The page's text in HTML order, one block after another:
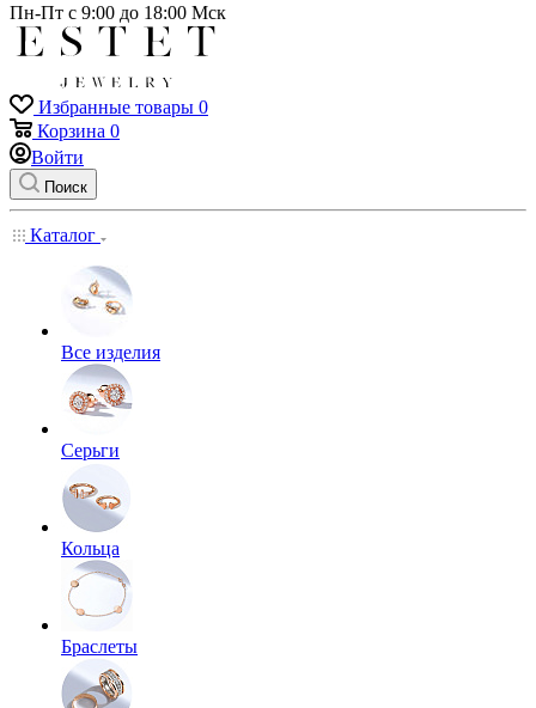
Пн-Пт с 9:00 до 18:00 Мск
Избранные товары 0
Корзина 0
Войти
Поиск
Каталог
Все изделия
Серьги
Кольца
Браслеты